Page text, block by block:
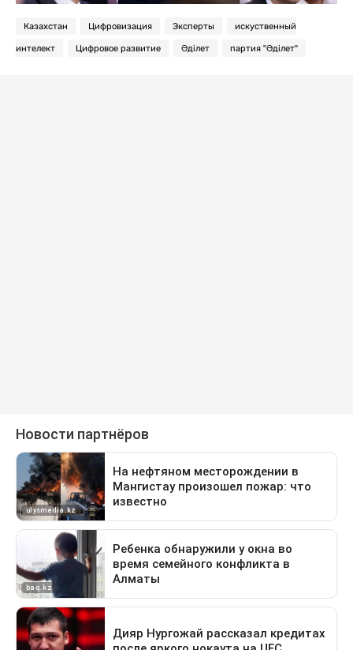
Казахстан Цифровизация Эксперты искуственный
интелект Цифровое развитие Әділет партия "Әділет"